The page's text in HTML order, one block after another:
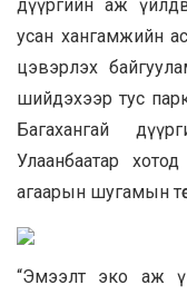
дүүргийн аж
усан хангамжийн
цэвэрлэх
шийдэхээр тус
Багахангай
Улаанбаатар
агаарын шугамын
“Эмээлт эко аж